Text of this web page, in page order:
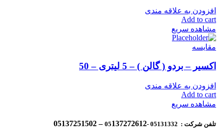
افزودن به علاقه مندی
Add to cart
مشاهده سریع
مقایسه
اکسیر – بردو ( گالن ) – 5 لیتری – 50
افزودن به علاقه مندی
Add to cart
مشاهده سریع
تلفن شرکت : 05131332 -05 137272612 – 05137251502